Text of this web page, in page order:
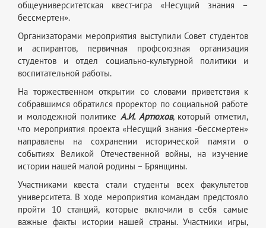
общеуниверситетская квест-игра «Несущий знания –
бессмертен».
Организаторами мероприятия выступили Совет студентов
и аспирантов, первичная профсоюзная организация
студентов и отдел социально-культурной политики и
воспитательной работы.
На торжественном открытии со словами приветствия к
собравшимся обратился проректор по социальной работе
и молодежной политике А.И. Артюхов, который отметил,
что мероприятия проекта «Несущий знания -бессмертен»
направлены на сохранении исторической памяти о
событиях Великой Отечественной войны, на изучение
истории нашей малой родины – Брянщины.
Участниками квеста стали студенты всех факультетов
университета. В ходе мероприятия командам предстояло
пройти 10 станций, которые включили в себя самые
важные факты истории нашей страны. Участники игры,